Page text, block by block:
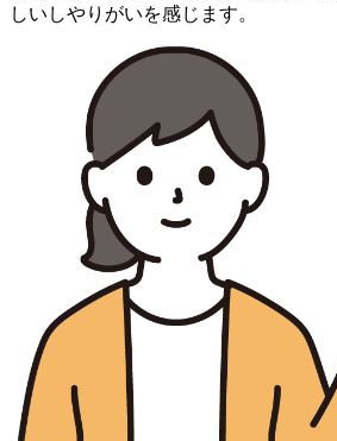
しいしやりがいを感じます。